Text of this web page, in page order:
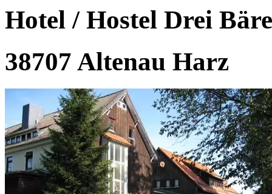
Hotel / Hostel Drei
38707 Altenau Harz